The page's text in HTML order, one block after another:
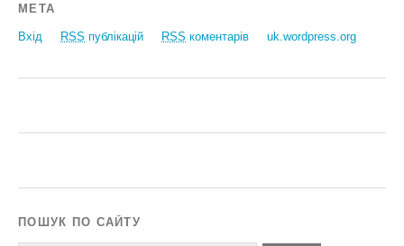
МЕТА
Вхід RSS публікацій RSS коментарів uk.wordpress.org
ПОШУК ПО САЙТУ